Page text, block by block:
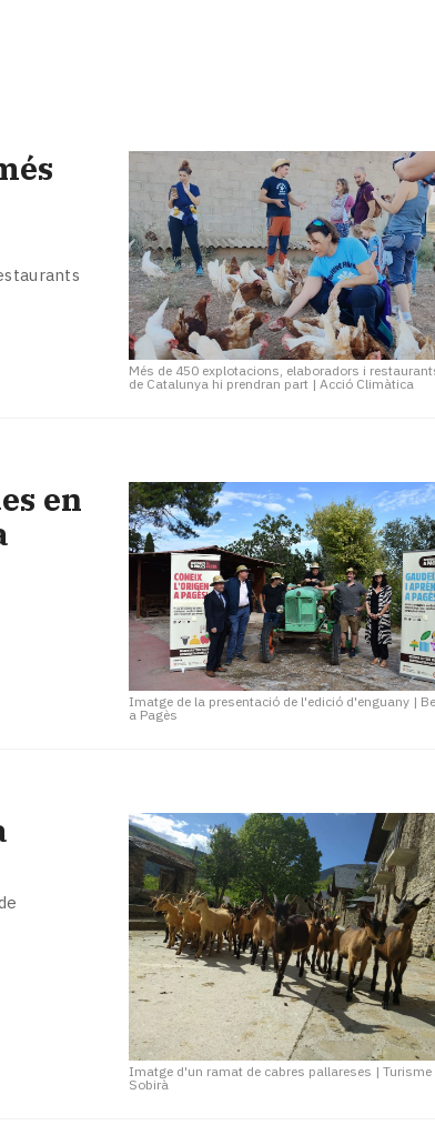
Més de 450 explotacions, elaboradors i
de Catalunya hi prendran part | Acció Climàtica
Imatge de la presentació de l'edició d'enguany |
a Pagès
en
Imatge d'un ramat de cabres pallareses |
Sobirà